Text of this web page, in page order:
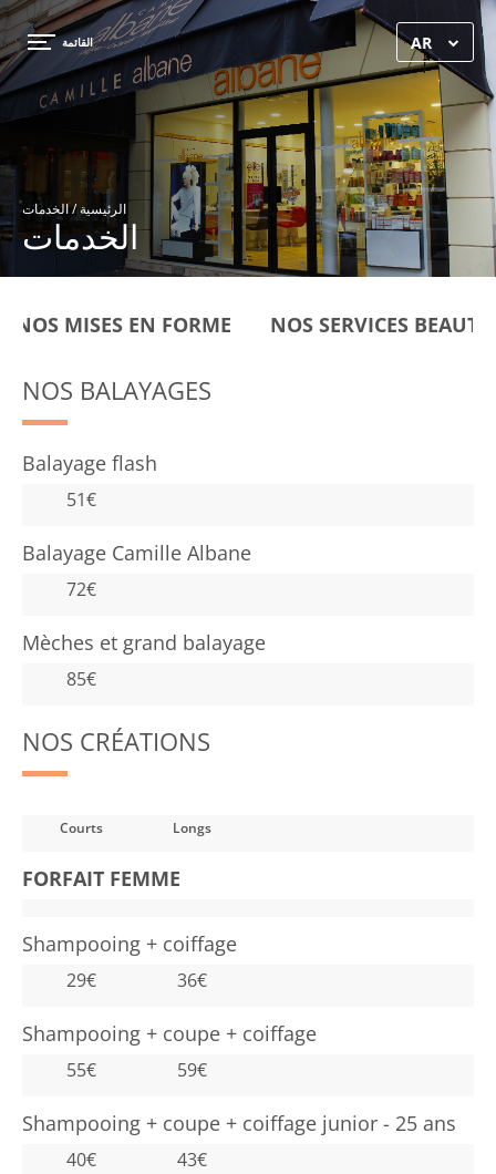
×
معرض الصور
القائمة AR
الرئيسية/ الخدمات
الخدمات
NOS MISES EN FORME NOS SERVICES BEAUTÉ
NOS BALAYAGES
Balayage flash
51€
Balayage Camille Albane
72€
Mèches et grand balayage
85€
NOS CRÉATIONS
Courts Longs
FORFAIT FEMME
Shampooing + coiffage
29€ 36€
Shampooing + coupe + coiffage
55€ 59€
Shampooing + coupe + coiffage junior - 25 ans
40€ 43€